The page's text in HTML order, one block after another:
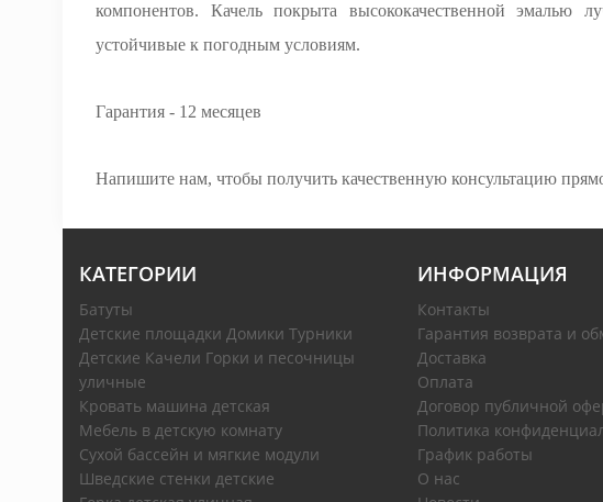
компонентов. Качель покрыта высококачественной эмалью
устойчивые к погодным условиям.
Гарантия - 12 месяцев
Напишите нам, чтобы получить качественную консультацию
КАТЕГОРИИ
Батуты
Детские площадки Домики Турники
Детские Качели Горки и песочницы
уличные
Кровать машина детская
Мебель в детскую комнату
Сухой бассейн и мягкие модули
Шведские стенки детские
ИНФОРМАЦИЯ
Контакты
Гарантия возврата и
Доставка
Оплата
Договор публичной
Политика
График работы
О нас